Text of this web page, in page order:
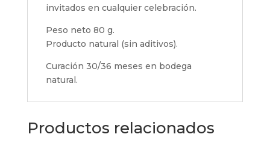
invitados en cualquier celebración.
Peso neto 80 g.
Producto natural (sin aditivos).
Curación 30/36 meses en bodega
natural.
Productos relacionados